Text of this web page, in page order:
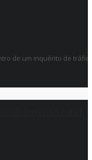
de um inquérito de